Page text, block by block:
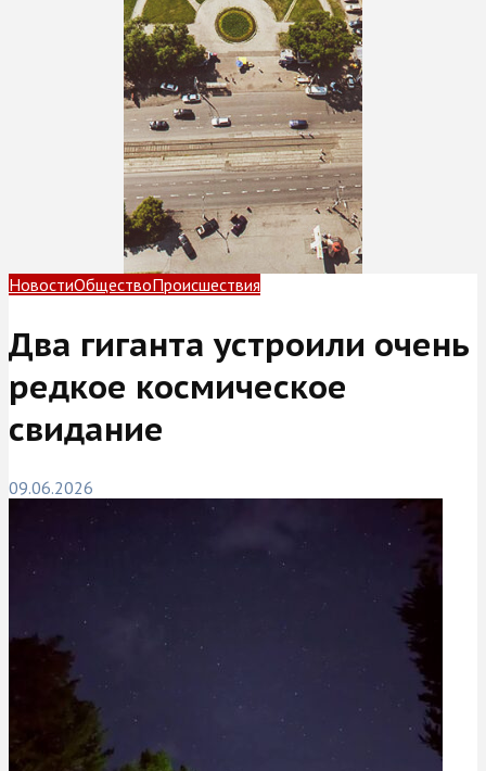
НовостиОбществоПроисшествия
Два гиганта устроили очень
редкое космическое
свидание
09.06.2026